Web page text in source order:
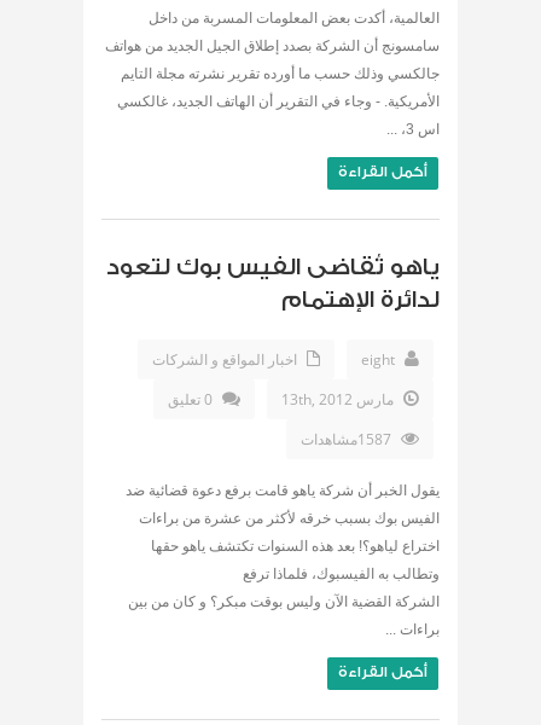
العالمية، أكدت بعض المعلومات المسربة من داخل
سامسونج أن الشركة بصدد إطلاق الجيل الجديد من هواتف
جالكسي وذلك حسب ما أورده تقرير نشرته مجلة التايم
الأمريكية. - وجاء في التقرير أن الهاتف الجديد، غالكسي
اس 3، ...
أكمل القراءة
ياهو تُقاضى الفيس بوك لتعود
لدائرة الإهتمام
eight
اخبار المواقع و الشركات
مارس 13th, 2012
0 تعليق
يقول الخبر أن شركة ياهو قامت برفع دعوة قضائية ضد
الفيس بوك بسبب خرقه لأكثر من عشرة من براءات
اختراع لياهو؟! بعد هذه السنوات تكتشف ياهو حقها
وتطالب به الفيسبوك، فلماذا ترفع
الشركة القضية الآن وليس بوقت مبكر؟ و كان من بين
براءات ...
أكمل القراءة